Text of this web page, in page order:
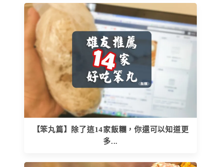
【笨丸篇】除了這14家飯糰，你還可以知道更
多...